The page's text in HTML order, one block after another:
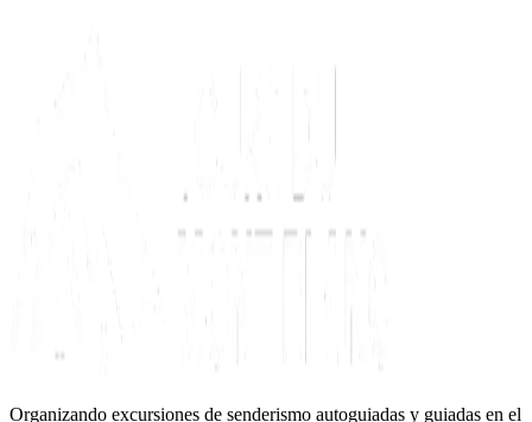
Organizando excursiones de senderismo autoguiadas y guiadas en el